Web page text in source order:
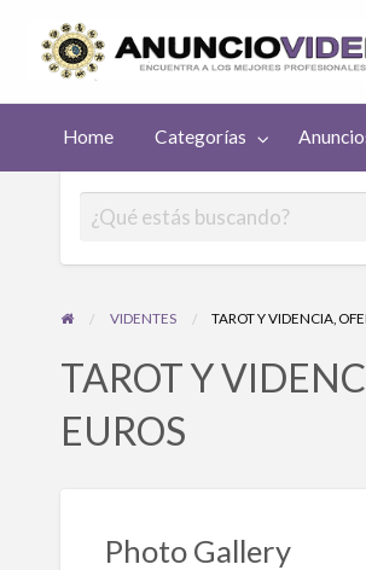
Home Categorías
VIDENTES TAROT Y VIDENCIA,
TAROT Y
EUROS
Photo Gallery